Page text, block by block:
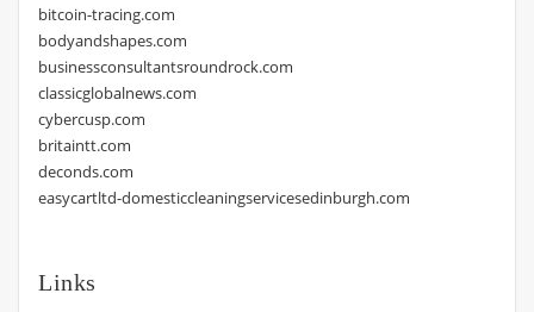
bitcoin-tracing.com
bodyandshapes.com
businessconsultantsroundrock.com
classicglobalnews.com
cybercusp.com
britaintt.com
deconds.com
easycartltd-domesticcleaningservicesedinburgh.com
Links